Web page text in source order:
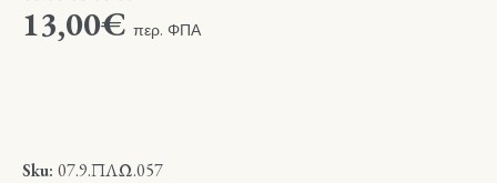
13,00€ περ. ΦΠΑ
Sku: 07.9.ΠΛΩ.057